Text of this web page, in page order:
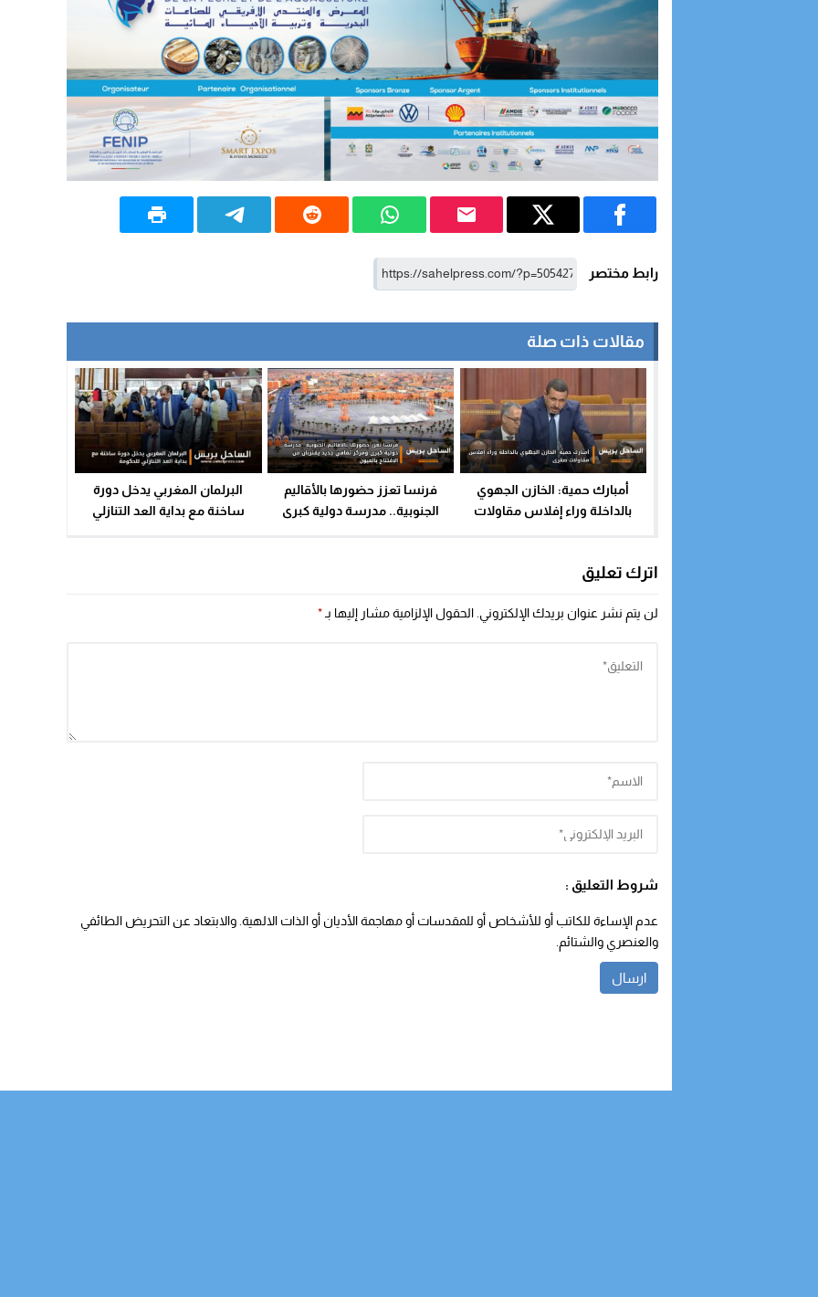
رابط مختصر
مقالات ذات صلة
أمبارك حمية: الخازن الجهوي
بالداخلة وراء إفلاس مقاولات
فرنسا تعزز حضورها بالأقاليم
الجنوبية.. مدرسة دولية كبرى
البرلمان المغربي يدخل دورة
ساخنة مع بداية العد التنازلي
اترك تعليق
لن يتم نشر عنوان بريدك الإلكتروني. الحقول الإلزامية مشار إليها بـ *
شروط التعليق :
عدم الإساءة للكاتب أو للأشخاص أو للمقدسات أو مهاجمة الأديان أو الذات الالهية. والابتعاد عن التحريض الطائفي
والعنصري والشتائم.